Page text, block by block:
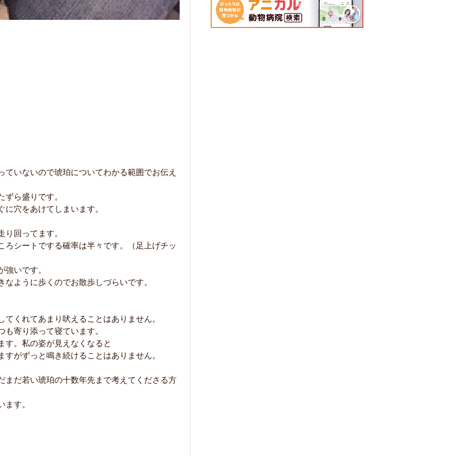
ていないので琥珀についてわかる範囲でお伝え
ら盛りです。
穴をあけてしまいます。
回ってます。
ろシートでする確率は半々です。（足上げチッ
強いです。
ように歩くのでお散歩しづらいです。
くれてあまり吠えることはありません。
寄り添って寝ています。
す。私の姿が見えなくなると
がずっと鳴き続けることはありません。
まだ若い琥珀の十数年先まで考えてくださる方
ます。